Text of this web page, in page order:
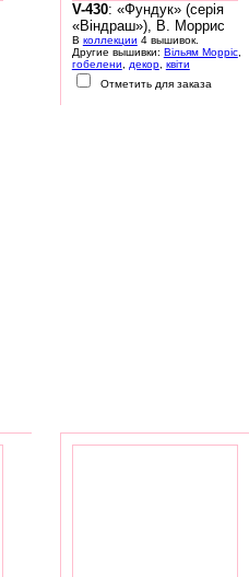
V-430: «Фундук» (серія
«Віндраш»), В. Моррис
В коллекции 4 вышивок.
Другие вышивки: Вільям Морріс,
гобелени, декор, квіти
Отметить для заказа